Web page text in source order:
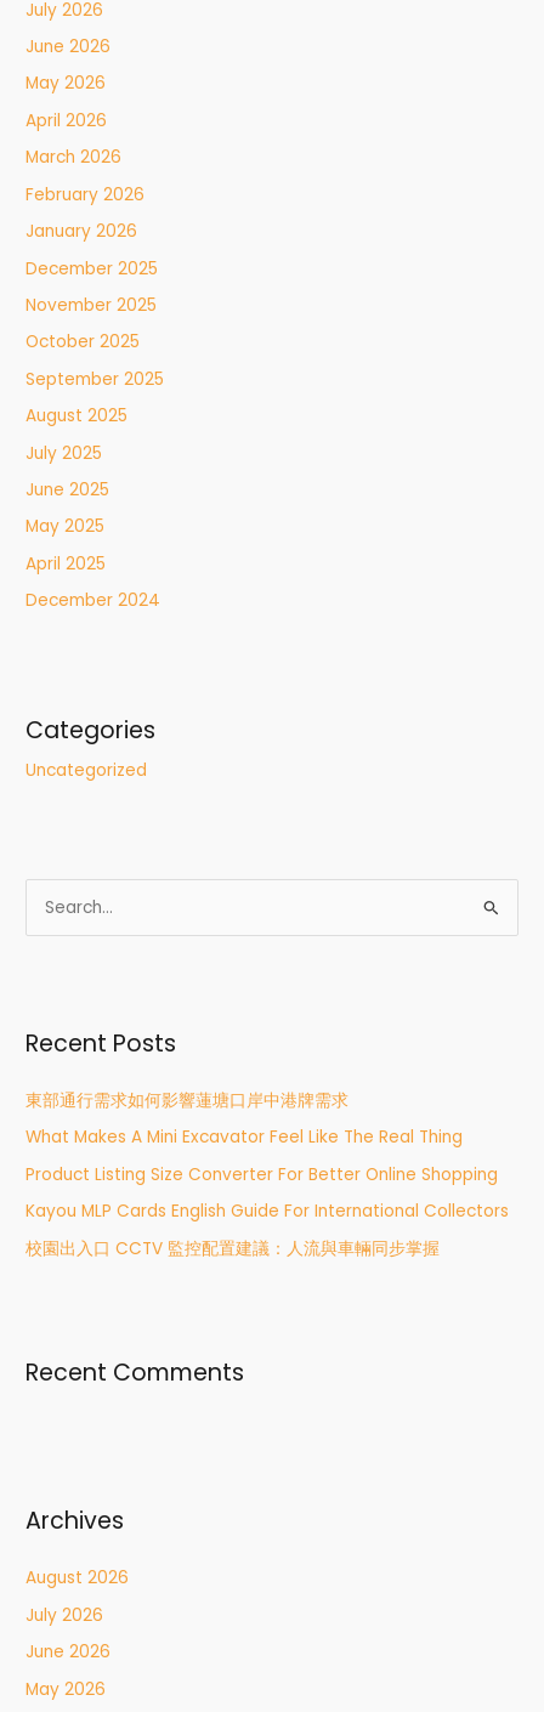
July 2026
June 2026
May 2026
April 2026
March 2026
February 2026
January 2026
December 2025
November 2025
October 2025
September 2025
August 2025
July 2025
June 2025
May 2025
April 2025
December 2024
Categories
Uncategorized
e
c
f
o
r
:
Recent Posts
東部通行需求如何影響蓮塘口岸中港牌需求
What Makes A Mini Excavator Feel Like The Real Thing
Product Listing Size Converter For Better Online Shopping
Kayou MLP Cards English Guide For International Collectors
校園出入口 CCTV 監控配置建議：人流與車輛同步掌握
Recent Comments
Archives
August 2026
July 2026
June 2026
May 2026